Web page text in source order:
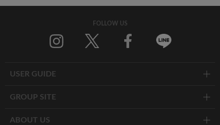
FOLLOW US
USER GUIDE
GROUP SITE
ABOUT US